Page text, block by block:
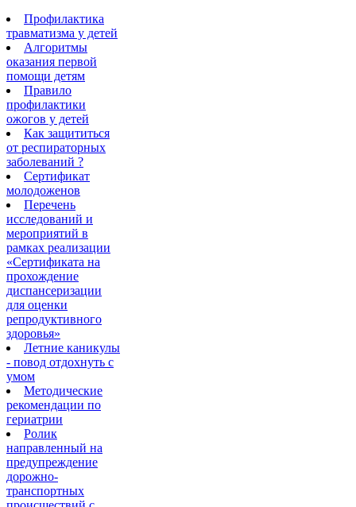
Профилактика
травматизма у детей
Алгоритмы
оказания первой
помощи детям
Правило
профилактики
ожогов у детей
Как защититься
от респираторных
заболеваний ?
Сертификат
молодоженов
Перечень
исследований и
мероприятий в
рамках реализации
«Сертификата на
прохождение
диспансеризации
для оценки
репродуктивного
здоровья»
Летние каникулы
- повод отдохнуть с
умом
Методические
рекомендации по
гериатрии
Ролик
направленный на
предупреждение
дорожно-
транспортных